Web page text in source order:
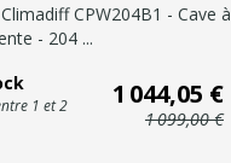
CPW204B1 - Cave à
- 204 ...
1 et 2
1 044,05 €
1 099,00 €